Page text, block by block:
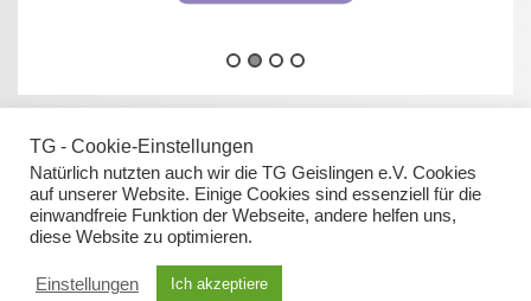
Datenschutz
Impressum
TG - Cookie-Einstellungen
Natürlich nutzten auch wir die TG Geislingen e.V. Cookies
auf unserer Website. Einige Cookies sind essenziell für die
einwandfreie Funktion der Webseite, andere helfen uns,
diese Website zu optimieren.
Einstellungen Ich akzeptiere